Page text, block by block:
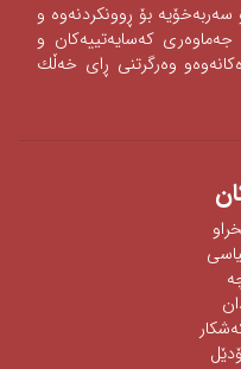
سه‌ربه‌خۆیه‌ بۆ ڕوونكردنه‌وه‌ و
كه‌سایه‌تییه‌كان و
وه‌رگرتنی‌ ڕای‌ خه‌ڵك